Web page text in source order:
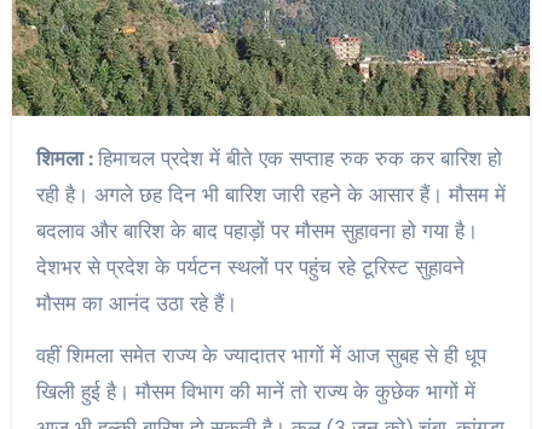
शिमला :हिमाचल प्रदेश में बीते एक सप्ताह रुक रुक कर बारिश हो
रही है। अगले छह दिन भी बारिश जारी रहने के आसार हैं। मौसम में
बदलाव और बारिश के बाद पहाड़ों पर मौसम सुहावना हो गया है।
देशभर से प्रदेश के पर्यटन स्थलों पर पहुंच रहे टूरिस्ट सुहावने
मौसम का आनंद उठा रहे हैं।
वहीं शिमला समेत राज्य के ज्यादातर भागों में आज सुबह से ही धूप
खिली हुई है। मौसम विभाग की मानें तो राज्य के कुछेक भागों में